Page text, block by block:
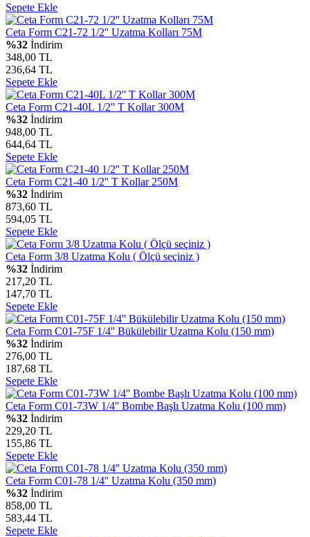
Sepete Ekle
Ceta Form C21-72 1/2'' Uzatma Kolları 75M
%32 İndirim
348,00 TL
236,64 TL
Sepete Ekle
Ceta Form C21-40L 1/2'' T Kollar 300M
%32 İndirim
948,00 TL
644,64 TL
Sepete Ekle
Ceta Form C21-40 1/2'' T Kollar 250M
%32 İndirim
873,60 TL
594,05 TL
Sepete Ekle
Ceta Form 3/8 Uzatma Kolu ( Ölçü seçiniz )
%32 İndirim
217,20 TL
147,70 TL
Sepete Ekle
Ceta Form C01-75F 1/4'' Bükülebilir Uzatma Kolu (150 mm)
%32 İndirim
276,00 TL
187,68 TL
Sepete Ekle
Ceta Form C01-73W 1/4'' Bombe Başlı Uzatma Kolu (100 mm)
%32 İndirim
229,20 TL
155,86 TL
Sepete Ekle
Ceta Form C01-78 1/4'' Uzatma Kolu (350 mm)
%32 İndirim
858,00 TL
583,44 TL
Sepete Ekle